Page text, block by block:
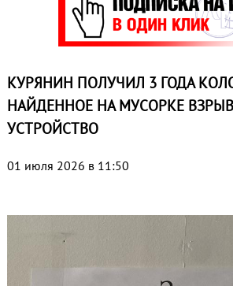
КУРЯНИН ПОЛУЧИЛ 3 ГОДА
НАЙДЕННОЕ НА МУСОРКЕ
УСТРОЙСТВО
01 июля 2026 в 11:50